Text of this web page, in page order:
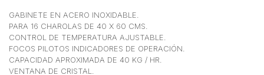
GABINETE EN ACERO INOXIDABLE.
PARA 16 CHAROLAS DE 40 X 60 CMS.
CONTROL DE TEMPERATURA AJUSTABLE.
FOCOS PILOTOS INDICADORES DE OPERACIÓN.
CAPACIDAD APROXIMADA DE 40 KG / HR.
VENTANA DE CRISTAL.